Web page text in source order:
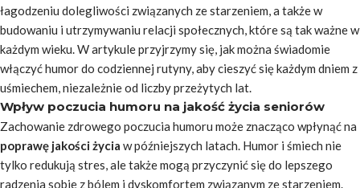
łagodzeniu dolegliwości związanych ze starzeniem, a także w
budowaniu i utrzymywaniu relacji społecznych, które są tak ważne w
każdym wieku. W artykule przyjrzymy się, jak można świadomie
włączyć humor do codziennej rutyny, aby cieszyć się każdym dniem z
uśmiechem, niezależnie od liczby przeżytych lat.
Wpływ poczucia humoru na jakość życia seniorów
Zachowanie zdrowego poczucia humoru może znacząco wpłynąć na
poprawę jakości życia w późniejszych latach. Humor i śmiech nie
tylko redukują stres, ale także mogą przyczynić się do lepszego
radzenia sobie z bólem i dyskomfortem związanym ze starzeniem.